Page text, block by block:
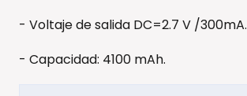
- Voltaje de salida DC=2.7 V /300mA.
- Capacidad: 4100 mAh.